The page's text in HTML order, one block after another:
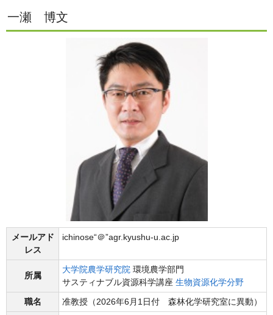
一瀬 博文
メールアド
レス
ichinose“＠”agr.kyushu-u.ac.jp
所属
大学院農学研究院 環境農学部門
サスティナブル資源科学講座 生物資源化学分野
職名
准教授（2026年6月1日付 森林化学研究室に異動）